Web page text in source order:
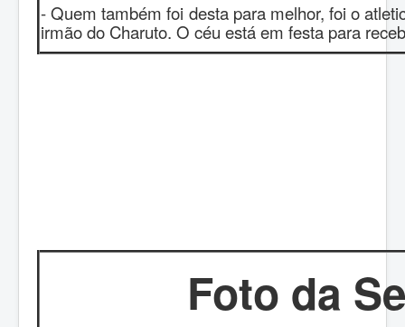
- Quem também foi desta para melhor, foi o
irmão do Charuto. O céu está em festa para
Foto da